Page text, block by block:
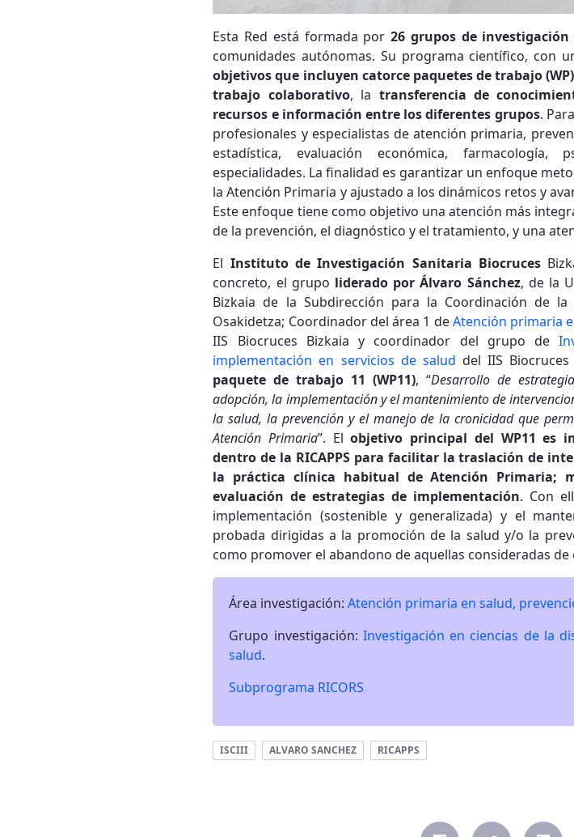
Esta Red está formada por26 grupos de investigación
comunidades autónomas. Su programa científico, con
objetivos que incluyen catorce paquetes de trabajo
trabajo colaborativo, la transferencia de
recursos e información entre los diferentes grupos.
profesionales y especialistas de atención primaria,
estadística, evaluación económica,
especialidades. La finalidad es garantizar un enfoque
la Atención Primaria y ajustado a los dinámicos retos y
Este enfoque tiene como objetivo una atención más
de la prevención, el diagnóstico y el tratamiento, y una
El Instituto de Investigación Sanitaria Biocruces
concreto, el grupo liderado por Álvaro Sánchez, de la
Bizkaia de la Subdirección para la Coordinación de
Osakidetza; Coordinador del área 1 deAtención primaria
IIS Biocruces Bizkaia y coordinador del grupo de
implementación en servicios de salud del IIS
paquete de trabajo 11 (WP11), “Desarrollo de
adopción, la implementación y el mantenimiento de
la salud, la prevención y el manejo de la cronicidad que
Atención Primaria”. Elobjetivo principal del WP11 es
dentro de la RICAPPS para facilitar la traslación de
la práctica clínica habitual de Atención Primaria;
evaluación de estrategias de implementación. Con
implementación (sostenible y generalizada) y el
probada dirigidas a la promoción de la salud y/o la
como promover el abandono de aquellas consideradas de
Área investigación:Atención primaria en salud,
Grupo investigación: Investigación en ciencias de la
salud.
Subprograma RICORS
ISCIII ALVARO SANCHEZ RICAPPS